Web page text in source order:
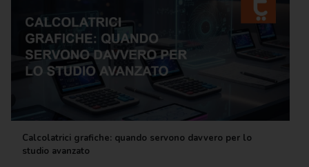
Calcolatrici grafiche: quando servono davvero per lo
studio avanzato